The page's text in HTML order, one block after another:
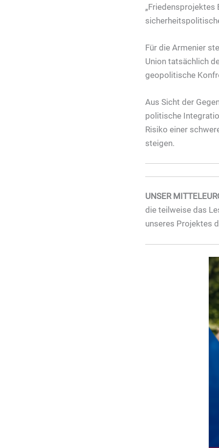
„Friedensprojektes
Für die Armenier
Union tatsächlich
geopolitische
Aus Sicht der
politische
Risiko einer
steigen.
UNSER
die teilweise das
unseres Projektes